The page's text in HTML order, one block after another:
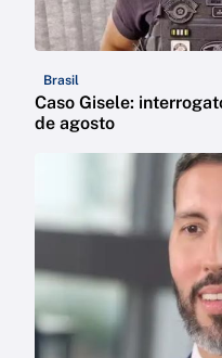
Brasil
Caso Gisele:
de agosto